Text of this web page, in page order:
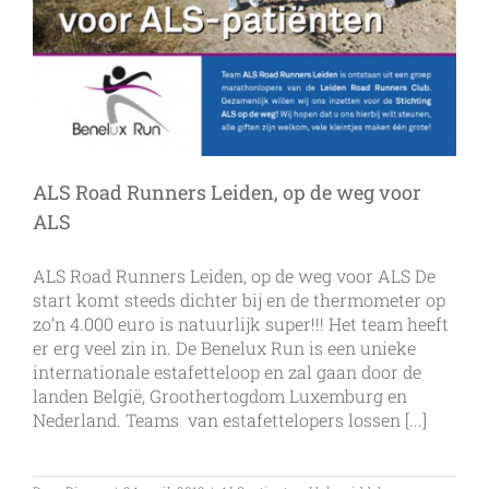
ALS Road Runners Leiden, op de weg voor
ALS
ALS Road Runners Leiden, op de weg voor ALS De
start komt steeds dichter bij en de thermometer op
zo’n 4.000 euro is natuurlijk super!!! Het team heeft
er erg veel zin in. De Benelux Run is een unieke
internationale estafetteloop en zal gaan door de
landen België, Groothertogdom Luxemburg en
Nederland. Teams van estafettelopers lossen [...]